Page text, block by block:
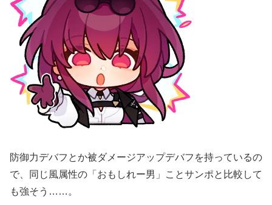
防御力デバフとか被ダメージアップデバフを持っているの
で、同じ風属性の「おもしれー男」ことサンポと比較して
も強そう……。